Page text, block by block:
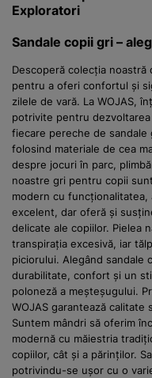
Exploratori
Sandale copii gri –
Descoperă colecția
pentru a oferi confortul și
zilele de vară. La WOJAS,
potrivite pentru
fiecare pereche de sandale
folosind materiale de cea
despre jocuri în parc,
noastre gri pentru copii
modern cu funcționalitatea,
excelent, dar oferă și
delicate ale copiilor. Pielea
transpirația excesivă, iar
piciorului. Alegând sandale
durabilitate, confort și un
poloneză a meșteșugului.
WOJAS garantează
Suntem mândri să oferim
modernă cu măiestria
copiilor, cât și a părinților.
potrivindu-se ușor cu o